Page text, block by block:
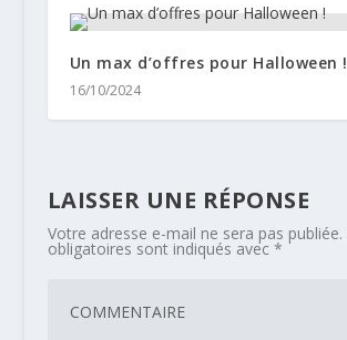
Un max d’offres pour Halloween !
16/10/2024
LAISSER UNE RÉPONSE
Votre adresse e-mail ne sera pas publiée.
obligatoires sont indiqués avec *